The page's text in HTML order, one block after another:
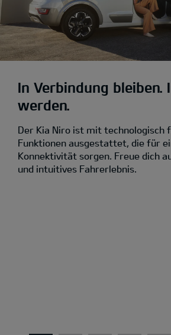
In Verbindung bleiben.
werden.
Der Kia Niro ist mit
Funktionen ausgestattet, die für
Konnektivität sorgen. Freue dich
und intuitives Fahrerlebnis.